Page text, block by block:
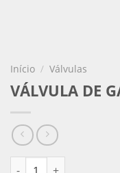
Início / Válvulas
VÁLVULA DE
VÁLVULA DE GAVETA